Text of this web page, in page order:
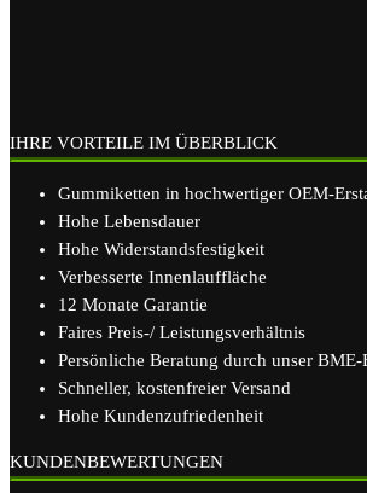
IHRE VORTEILE IM ÜBERBLICK
Gummiketten in hochwertiger OEM-
Hohe Lebensdauer
Hohe Widerstandsfestigkeit
Verbesserte Innenlauffläche
12 Monate Garantie
Faires Preis-/ Leistungsverhältnis
Persönliche Beratung durch unser BME-
Schneller, kostenfreier Versand
Hohe Kundenzufriedenheit
KUNDENBEWERTUNGEN